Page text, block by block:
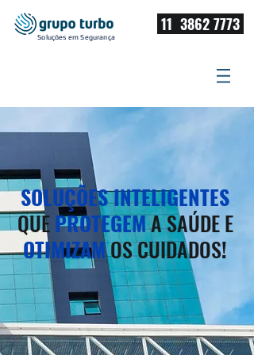
​ 11 3862 7773
Soluções em Segurança
SOLUÇÕES INTELIGENTES
QUEPROTEGEMA SAÚDE E
OTIMIZAMOS CUIDADOS!